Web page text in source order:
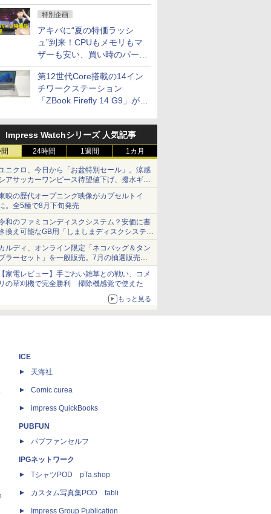
特別企画
アキバに“夏の特価ラッシ
ュ”到来！CPUもメモリもマ
ザーも安い、買い時のパーツ
は？【8月7日(金)22時配信】
第12世代Core搭載の14イン
チワークステーション
「ZBook Firefly 14 G9」が
セール
Impress Watchシリーズ 人気記事
24時間 1週間 1カ月
ニクロ、今日から「お盆特別セール」。涼感
アサッカーワンピース待望値下げ、撥水ギア
ョーツは1990円に
映の歴代オープニング映像がカプセルトイ
。全5種で8月下旬発売
和のファミコンディスクシステム？安価に書
換え可能なGB用「しましまディスクシステ
」
ルディ、オンライン限定「ネコバッグ＆タン
ラーセット」を一般販売。7月の抽選販売の
選無効分
家電レビュー】手ごわい雑草との戦い、コメ
の草刈機で完全勝利 掃除機感覚で使えた
もっと見る
ICE
天海社
Comic curea
impress QuickBooks
PUBFUN
パブファンセルフ
IPGネットワーク
TシャツPOD pTa.shop
カスタム写真集POD fabli
Impress Group Publication